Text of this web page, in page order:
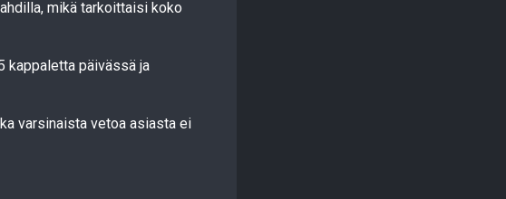
mikä tarkoittaisi koko
kappaletta päivässä ja
varsinaista vetoa asiasta ei